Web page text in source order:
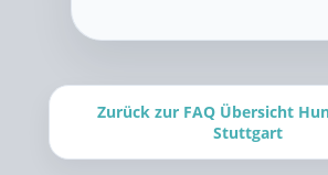
Zurück zur FAQ Übersicht
Stuttgart